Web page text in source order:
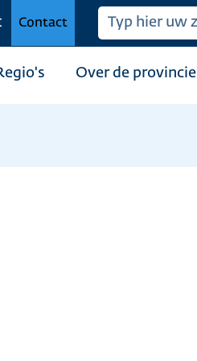
Contact
Over de provincie